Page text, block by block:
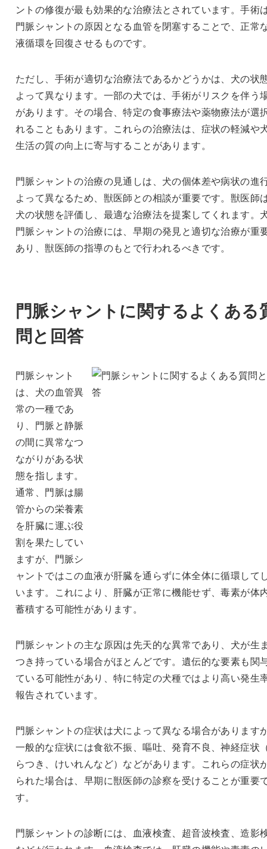
ントの修復が最も効果的な治療法とされています。手術
門脈シャントの原因となる血管を閉塞することで、正常
液循環を回復させるものです。
ただし、手術が適切な治療法であるかどうかは、犬の状
よって異なります。一部の犬では、手術がリスクを伴う
があります。その場合、特定の食事療法や薬物療法が選
れることもあります。これらの治療法は、症状の軽減や
生活の質の向上に寄与することがあります。
門脈シャントの治療の見通しは、犬の個体差や病状の進
よって異なるため、獣医師との相談が重要です。獣医師
犬の状態を評価し、最適な治療法を提案してくれます。
門脈シャントの治療には、早期の発見と適切な治療が重
あり、獣医師の指導のもとで行われるべきです。
門脈シャントに関するよくある
問と回答
門脈シャント
は、犬の血管異
常の一種であ
り、門脈と静脈
の間に異常なつ
ながりがある状
態を指します。
通常、門脈は腸
管からの栄養素
を肝臓に運ぶ役
割を果たしてい
ますが、門脈シ
ャントではこの血液が肝臓を通らずに体全体に循環して
います。これにより、肝臓が正常に機能せず、毒素が体
蓄積する可能性があります。
門脈シャントの主な原因は先天的な異常であり、犬が生
つき持っている場合がほとんどです。遺伝的な要素も関
ている可能性があり、特に特定の犬種ではより高い発生
報告されています。
門脈シャントの症状は犬によって異なる場合があります
一般的な症状には食欲不振、嘔吐、発育不良、神経症状
らつき、けいれんなど）などがあります。これらの症状
られた場合は、早期に獣医師の診察を受けることが重要
す。
門脈シャントの診断には、血液検査、超音波検査、造影